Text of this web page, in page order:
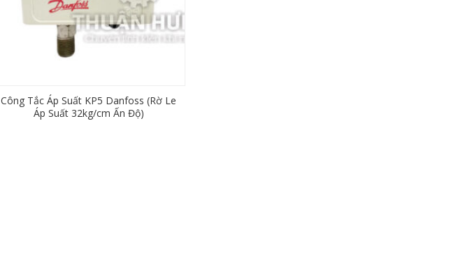
Công Tắc Áp Suất KP5 Danfoss (Rờ Le
Áp Suất 32kg/cm Ấn Độ)